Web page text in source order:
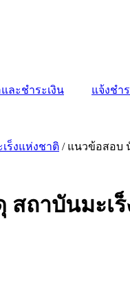
ละชำระเงิน
แจ้งชำ
ร็งแห่งชาติ / แนวข้อสอบ
ถาบันมะเ